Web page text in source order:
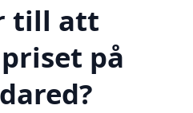
till att
på